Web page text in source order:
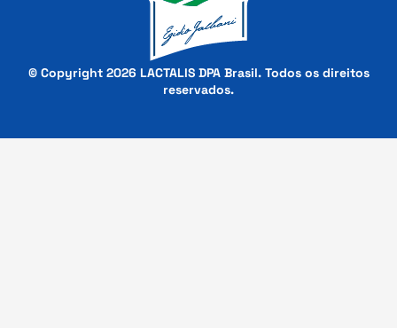
© Copyright 2026 LACTALIS DPA Brasil. Todos os direitos
reservados.